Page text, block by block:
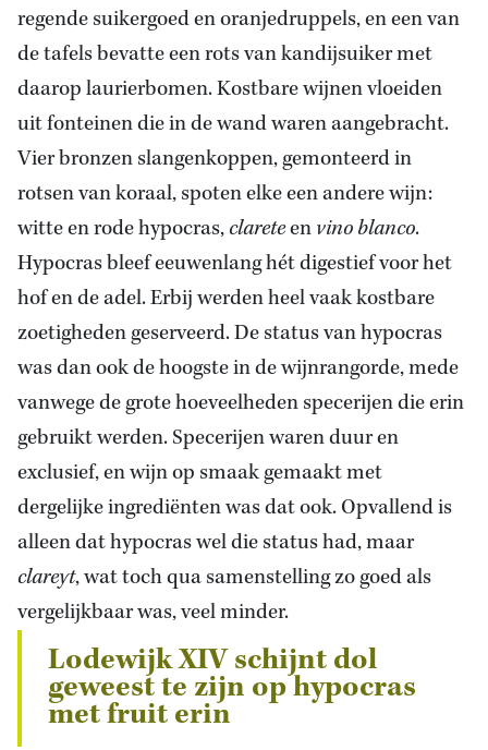
regende suikergoed en oranjedruppels, en een van
de tafels bevatte een rots van kandijsuiker met
daarop laurierbomen. Kostbare wijnen vloeiden
uit fonteinen die in de wand waren aangebracht.
Vier bronzen slangenkoppen, gemonteerd in
rotsen van koraal, spoten elke een andere wijn:
witte en rode hypocras,clareteenvino blanco.
Hypocras bleef eeuwenlang hét digestief voor het
hof en de adel. Erbij werden heel vaak kostbare
zoetigheden geserveerd. De status van hypocras
was dan ook de hoogste in de wijnrangorde, mede
vanwege de grote hoeveelheden specerijen die erin
gebruikt werden. Specerijen waren duur en
exclusief, en wijn op smaak gemaakt met
dergelijke ingrediënten was dat ook. Opvallend is
alleen dat hypocras wel die status had, maar
clareyt, wat toch qua samenstelling zo goed als
vergelijkbaar was, veel minder.
Lodewijk XIV schijnt dol
geweest te zijn op hypocras
met fruit erin